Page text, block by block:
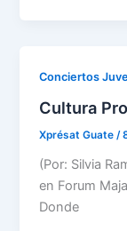
Conciertos
Cultura
Xprésat Guate /
(Por: Silvia
en Forum
Donde